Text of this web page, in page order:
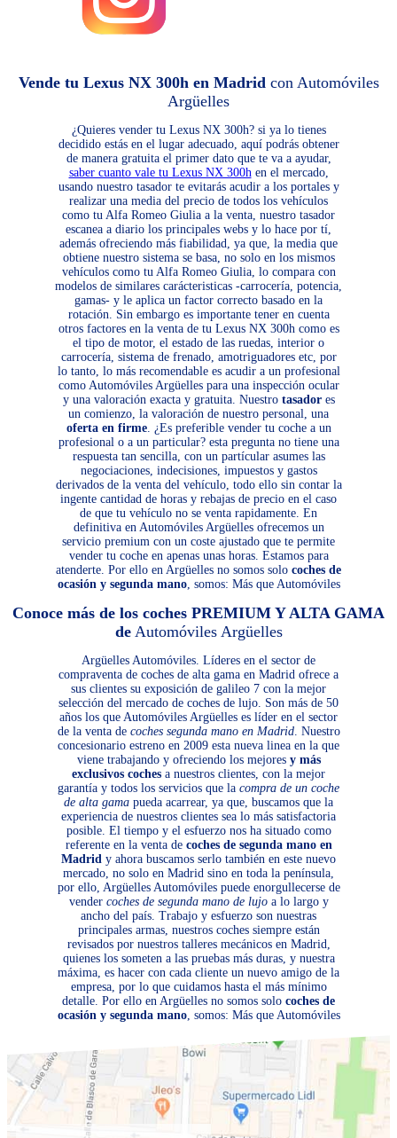
Vende tu Lexus NX 300h en Madrid con Automóviles
Argüelles
¿Quieres vender tu Lexus NX 300h? si ya lo tienes
decidido estás en el lugar adecuado, aquí podrás obtener
de manera gratuita el primer dato que te va a ayudar,
saber cuanto vale tu Lexus NX 300h en el mercado,
usando nuestro tasador te evitarás acudir a los portales y
realizar una media del precio de todos los vehículos
como tu Alfa Romeo Giulia a la venta, nuestro tasador
escanea a diario los principales webs y lo hace por tí,
además ofreciendo más fiabilidad, ya que, la media que
obtiene nuestro sistema se basa, no solo en los mismos
vehículos como tu Alfa Romeo Giulia, lo compara con
modelos de similares carácteristicas -carrocería, potencia,
gamas- y le aplica un factor correcto basado en la
rotación. Sin embargo es importante tener en cuenta
otros factores en la venta de tu Lexus NX 300h como es
el tipo de motor, el estado de las ruedas, interior o
carrocería, sistema de frenado, amotriguadores etc, por
lo tanto, lo más recomendable es acudir a un profesional
como Automóviles Argüelles para una inspección ocular
y una valoración exacta y gratuita. Nuestro tasadores
un comienzo, la valoración de nuestro personal, una
oferta en firme. ¿Es preferible vender tu coche a un
profesional o a un particular? esta pregunta no tiene una
respuesta tan sencilla, con un partícular asumes las
negociaciones, indecisiones, impuestos y gastos
derivados de la venta del vehículo, todo ello sin contar la
ingente cantidad de horas y rebajas de precio en el caso
de que tu vehículo no se venta rapidamente. En
definitiva en Automóviles Argüelles ofrecemos un
servicio premium con un coste ajustado que te permite
vender tu coche en apenas unas horas. Estamos para
atenderte. Por ello en Argüelles no somos solo coches de
ocasión y segunda mano, somos: Más que Automóviles
Conoce más de los coches PREMIUM Y ALTA GAMA
deAutomóviles Argüelles
Argüelles Automóviles. Líderes en el sector de
compraventa de coches de alta gama en Madrid ofrece a
sus clientes su exposición de galileo 7 con la mejor
selección del mercado de coches de lujo. Son más de 50
años los que Automóviles Argüelles es líder en el sector
de la venta de coches segunda mano en Madrid. Nuestro
concesionario estreno en 2009 esta nueva linea en la que
viene trabajando y ofreciendo los mejores y más
exclusivos coches a nuestros clientes, con la mejor
garantía y todos los servicios que la compra de un coche
de alta gama pueda acarrear, ya que, buscamos que la
experiencia de nuestros clientes sea lo más satisfactoria
posible. El tiempo y el esfuerzo nos ha situado como
referente en la venta de coches de segunda mano en
Madrid y ahora buscamos serlo también en este nuevo
mercado, no solo en Madrid sino en toda la península,
por ello, Argüelles Automóviles puede enorgullecerse de
vender coches de segunda mano de lujoa lo largo y
ancho del país. Trabajo y esfuerzo son nuestras
principales armas, nuestros coches siempre están
revisados por nuestros talleres mecánicos en Madrid,
quienes los someten a las pruebas más duras, y nuestra
máxima, es hacer con cada cliente un nuevo amigo de la
empresa, por lo que cuidamos hasta el más mínimo
detalle. Por ello en Argüelles no somos solo coches de
ocasión y segunda mano, somos: Más que Automóviles